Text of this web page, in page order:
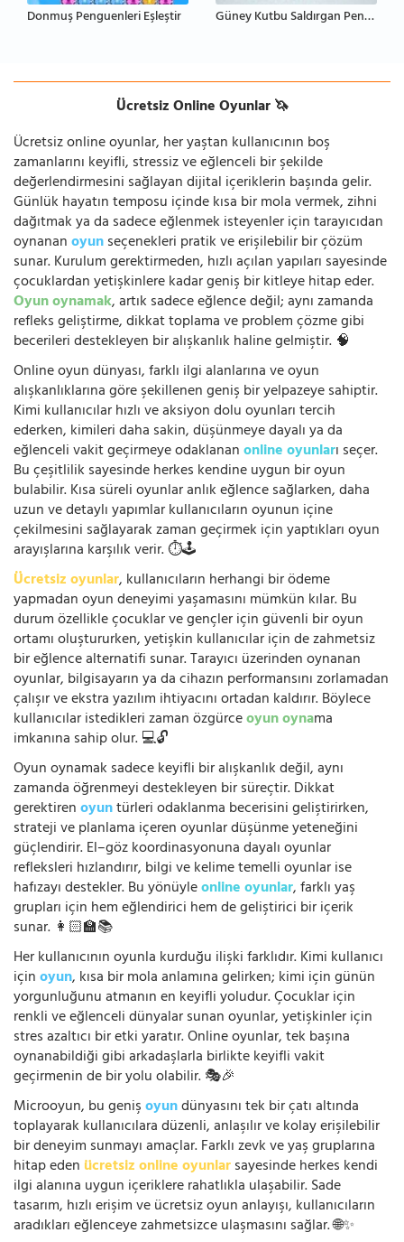
Donmuş Penguenleri Eşleştir Güney Kutbu Saldırgan Penguenler
Ücretsiz Online Oyunlar 🦄
Ücretsiz online oyunlar, her yaştan kullanıcının boş
zamanlarını keyifli, stressiz ve eğlenceli bir şekilde
değerlendirmesini sağlayan dijital içeriklerin başında gelir.
Günlük hayatın temposu içinde kısa bir mola vermek, zihni
dağıtmak ya da sadece eğlenmek isteyenler için tarayıcıdan
oynananoyunseçenekleri pratik ve erişilebilir bir çözüm
sunar. Kurulum gerektirmeden, hızlı açılan yapıları sayesinde
çocuklardan yetişkinlere kadar geniş bir kitleye hitap eder.
Oyun oynamak, artık sadece eğlence değil; aynı zamanda
refleks geliştirme, dikkat toplama ve problem çözme gibi
becerileri destekleyen bir alışkanlık haline gelmiştir. 🧠
Online oyun dünyası, farklı ilgi alanlarına ve oyun
alışkanlıklarına göre şekillenen geniş bir yelpazeye sahiptir.
Kimi kullanıcılar hızlı ve aksiyon dolu oyunları tercih
ederken, kimileri daha sakin, düşünmeye dayalı ya da
eğlenceli vakit geçirmeye odaklananonline oyunları seçer.
Bu çeşitlilik sayesinde herkes kendine uygun bir oyun
bulabilir. Kısa süreli oyunlar anlık eğlence sağlarken, daha
uzun ve detaylı yapımlar kullanıcıların oyunun içine
çekilmesini sağlayarak zaman geçirmek için yaptıkları oyun
arayışlarına karşılık verir. ⏱️🕹️
Ücretsiz oyunlar, kullanıcıların herhangi bir ödeme
yapmadan oyun deneyimi yaşamasını mümkün kılar. Bu
durum özellikle çocuklar ve gençler için güvenli bir oyun
ortamı oluştururken, yetişkin kullanıcılar için de zahmetsiz
bir eğlence alternatifi sunar. Tarayıcı üzerinden oynanan
oyunlar, bilgisayarın ya da cihazın performansını zorlamadan
çalışır ve ekstra yazılım ihtiyacını ortadan kaldırır. Böylece
kullanıcılar istedikleri zaman özgürceoyun oynama
imkanına sahip olur. 💻🔓
Oyun oynamak sadece keyifli bir alışkanlık değil, aynı
zamanda öğrenmeyi destekleyen bir süreçtir. Dikkat
gerektirenoyuntürleri odaklanma becerisini geliştirirken,
strateji ve planlama içeren oyunlar düşünme yeteneğini
güçlendirir. El–göz koordinasyonuna dayalı oyunlar
refleksleri hızlandırır, bilgi ve kelime temelli oyunlar ise
hafızayı destekler. Bu yönüyleonline oyunlar, farklı yaş
grupları için hem eğlendirici hem de geliştirici bir içerik
sunar. 👩🏻‍🏫📚
Her kullanıcının oyunla kurduğu ilişki farklıdır. Kimi kullanıcı
içinoyun, kısa bir mola anlamına gelirken; kimi için günün
yorgunluğunu atmanın en keyifli yoludur. Çocuklar için
renkli ve eğlenceli dünyalar sunan oyunlar, yetişkinler için
stres azaltıcı bir etki yaratır. Online oyunlar, tek başına
oynanabildiği gibi arkadaşlarla birlikte keyifli vakit
geçirmenin de bir yolu olabilir. 🎭🎉
Microoyun, bu genişoyundünyasını tek bir çatı altında
toplayarak kullanıcılara düzenli, anlaşılır ve kolay erişilebilir
bir deneyim sunmayı amaçlar. Farklı zevk ve yaş gruplarına
hitap eden ücretsiz online oyunlarsayesinde herkes kendi
ilgi alanına uygun içeriklere rahatlıkla ulaşabilir. Sade
tasarım, hızlı erişim ve ücretsiz oyun anlayışı, kullanıcıların
aradıkları eğlenceye zahmetsizce ulaşmasını sağlar. 🌐✨